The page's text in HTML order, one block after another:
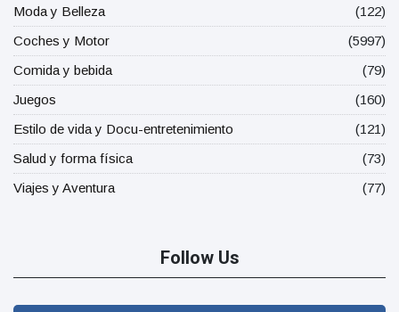
Moda y Belleza
(122)
Coches y Motor
(5997)
Comida y bebida
(79)
Juegos
(160)
Estilo de vida y Docu-entretenimiento
(121)
Salud y forma física
(73)
Viajes y Aventura
(77)
Follow Us